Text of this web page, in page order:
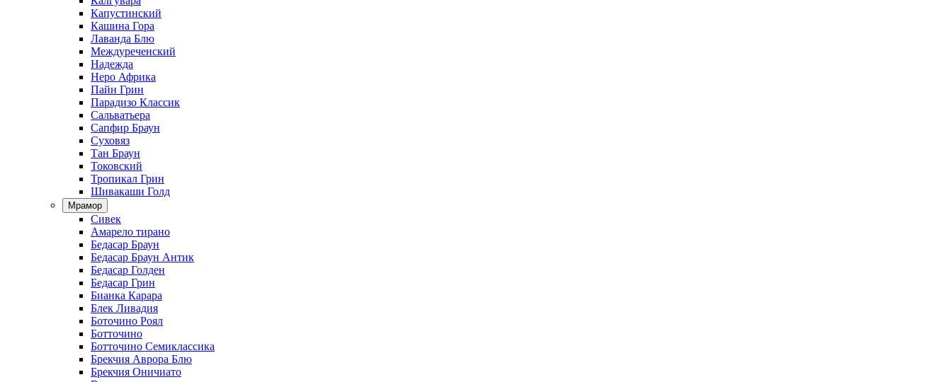
Капустинский
Кашина Гора
Лаванда Блю
Междуреченский
Надежда
Неро Африка
Пайн Грин
Парадизо Классик
Сальватьера
Сапфир Браун
Суховяз
Тан Браун
Токовский
Тропикал Грин
Шивакаши Голд
Мрамор
Сивек
Амарело тирано
Бедасар Браун
Бедасар Браун Антик
Бедасар Голден
Бедасар Грин
Бианка Карара
Блек Ливадия
Боточино Роял
Ботточино
Ботточино Семиклассика
Брекчия Аврора Блю
Брекчия Оничиато